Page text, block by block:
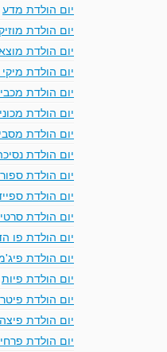
יום הולדת מדע
יום הולדת
יום הולדת
יום הולדת
יום הולדת
יום הולדת
יום הולדת
יום הולדת
יום הולדת
יום הולדת
יום הולדת
יום הולדת פו
יום הולדת
יום הולדת פיות
יום הולדת
יום הולדת פיצה
יום הולדת